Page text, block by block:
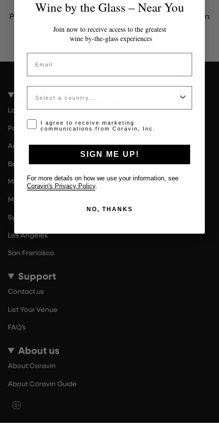
Por favor contacta al administrador para obtener un
token válido.
Coravin Guide Locations
London
Paris
Amsterdam
Berlin
Milan
Melbourne
Sydney
Los Angeles
San Francisco
Support
Contact us
List Your Venue
FAQ’s
About us
About Coravin
About Coravin Guide
Wine by the Glass – Near You
Join now to receive access to the greatest
wine by-the-glass experiences
Email
Country
Opt-in disclaimer
I agree to receive marketing
communications from Coravin, Inc.
SIGN ME UP!
For more details on how we use your information, see
Coravin's Privacy Policy
NO, THANKS